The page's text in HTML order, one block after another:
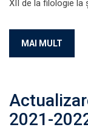
XII de la filologie la
MAI MULT
2021-